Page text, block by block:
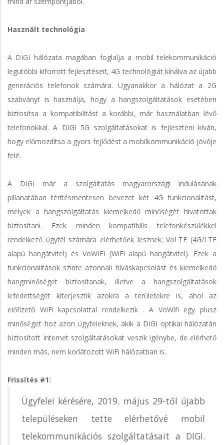
Használt technológia
A DIGI hálózata magában foglalja a mobil telekommunikáció
legutóbbi kiforrott fejlesztéseit, 4G technológiát kínálva az újabb
generációs telefonok számára. Ugyanakkor a hálózat a 2G
szabványt is használja, hogy a hangszolgáltatások esetében
biztosítsa a kompatibilitást a korábbi, már használatban lévő
telefonokkal. A DIGI 5G szolgáltatásokat is fejleszteni kíván,
hogy előmozdítsa a gyors fejlődést a mobilkommunikáció jövője
felé.
A DIGI már a szolgáltatás magyarországi indulásának
pillanatában térítésmentesen bevezet két 4G funkcionalitást,
melyek a hangszolgáltatás kiemelkedő minőségét hivatottak
biztosítani. Ezek minden kompatibilis telefonkészülékkel
rendelkező ügyfél számára elérhetőek lesznek: VoLTE (4G/LTE
alapú hangátvitel) és VoWIFI (WiFi alapú hangátvitel). Ezek a
funkcionalitások szinte azonnali híváskapcsolást és kiemelkedő
hangminőséget biztosítanak, illetve a hangszolgáltatások
lefedettségét kiterjesztik azokra a területekre is, ahol az
előfizető WiFi kapcsolattal rendelkezik . A VoWifi egy plusz
minőséget hoz azon ügyfeleknek, akik a DIGI optikai hálózatán
biztosított internet szolgáltatásokat veszik igénybe, de elérhető
minden más, nem korlátozott WiFi hálózatban is.
Frissítés #1:
Ügyfelei kérésére, 2019. május 29-től újabb
településeken tette elérhetővé mobil
telekommunikációs szolgáltatásait a DIGI.